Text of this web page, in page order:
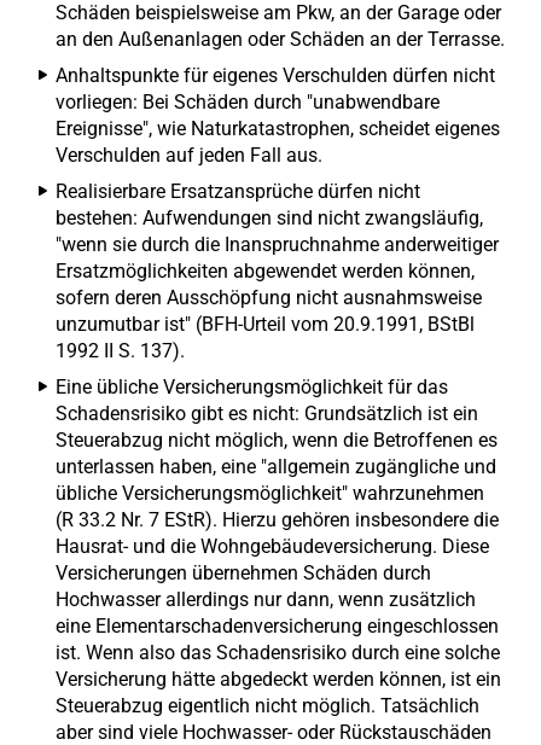
Schäden beispielsweise am Pkw, an der Garage oder
an den Außenanlagen oder Schäden an der Terrasse.
Anhaltspunkte für eigenes Verschulden dürfen nicht
vorliegen: Bei Schäden durch "unabwendbare
Ereignisse", wie Naturkatastrophen, scheidet eigenes
Verschulden auf jeden Fall aus.
Realisierbare Ersatzansprüche dürfen nicht
bestehen: Aufwendungen sind nicht zwangsläufig,
"wenn sie durch die Inanspruchnahme anderweitiger
Ersatzmöglichkeiten abgewendet werden können,
sofern deren Ausschöpfung nicht ausnahmsweise
unzumutbar ist" (BFH-Urteil vom 20.9.1991, BStBl
1992 II S. 137).
Eine übliche Versicherungsmöglichkeit für das
Schadensrisiko gibt es nicht: Grundsätzlich ist ein
Steuerabzug nicht möglich, wenn die Betroffenen es
unterlassen haben, eine "allgemein zugängliche und
übliche Versicherungsmöglichkeit" wahrzunehmen
(R 33.2 Nr. 7 EStR). Hierzu gehören insbesondere die
Hausrat- und die Wohngebäudeversicherung. Diese
Versicherungen übernehmen Schäden durch
Hochwasser allerdings nur dann, wenn zusätzlich
eine Elementarschadenversicherung eingeschlossen
ist. Wenn also das Schadensrisiko durch eine solche
Versicherung hätte abgedeckt werden können, ist ein
Steuerabzug eigentlich nicht möglich. Tatsächlich
aber sind viele Hochwasser- oder Rückstauschäden